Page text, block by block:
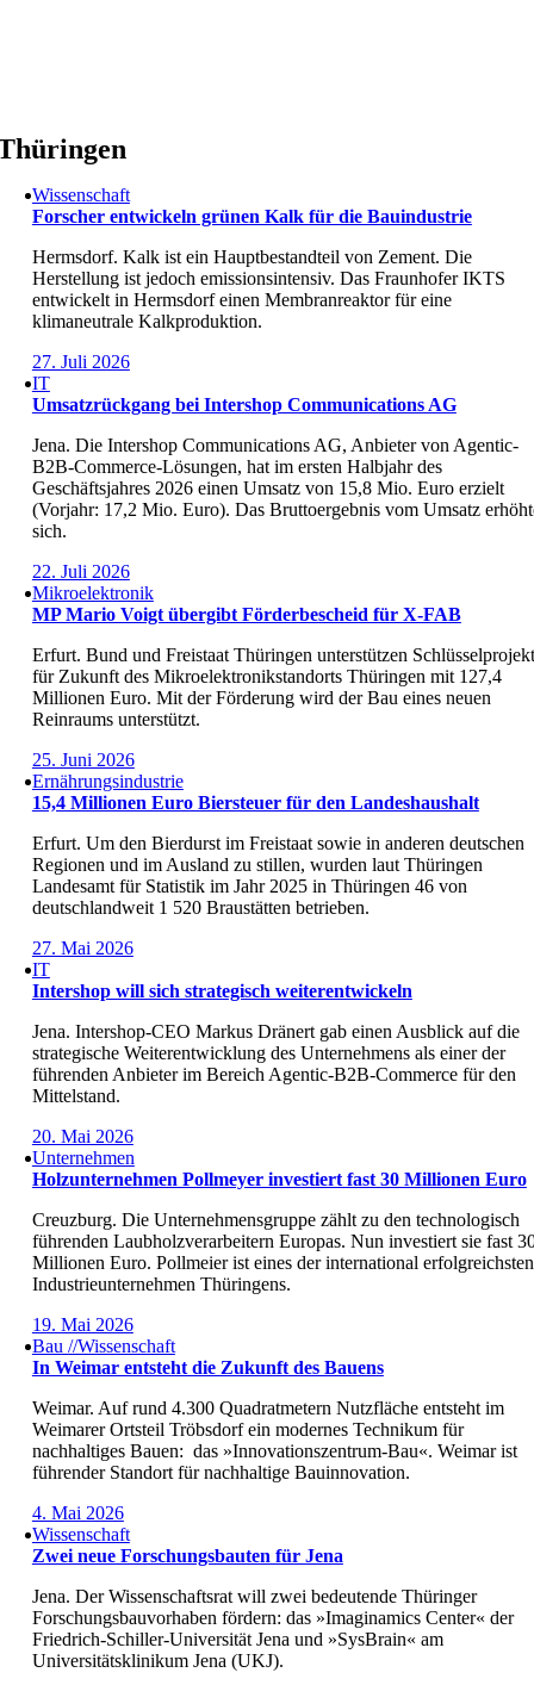
Wissenschaft
Forscher entwickeln grünen Kalk für die Bauindustrie
Hermsdorf. Kalk ist ein Hauptbestandteil von Zement. Die
Herstellung ist jedoch emissionsintensiv. Das Fraunhofer IKTS
entwickelt in Hermsdorf einen Membranreaktor für eine
klimaneutrale Kalkproduktion.
27. Juli 2026
IT
Umsatzrückgang bei Intershop Communications AG
Jena. Die Intershop Communications AG, Anbieter von Agentic-
B2B-Commerce-Lösungen, hat im ersten Halbjahr des
Geschäftsjahres 2026 einen Umsatz von 15,8 Mio. Euro erzielt
(Vorjahr: 17,2 Mio. Euro). Das Bruttoergebnis vom Umsatz
sich.
22. Juli 2026
Mikroelektronik
MP Mario Voigt übergibt Förderbescheid für X-FAB
Erfurt. Bund und Freistaat Thüringen unterstützen Schlüsselprojekt
für Zukunft des Mikroelektronikstandorts Thüringen mit 127,4
Millionen Euro. Mit der Förderung wird der Bau eines neuen
Reinraums unterstützt.
25. Juni 2026
Ernährungsindustrie
15,4 Millionen Euro Biersteuer für den Landeshaushalt
Erfurt. Um den Bierdurst im Freistaat sowie in anderen deutschen
Regionen und im Ausland zu stillen, wurden laut Thüringen
Landesamt für Statistik im Jahr 2025 in Thüringen 46 von
deutschlandweit 1 520 Braustätten betrieben.
27. Mai 2026
IT
Intershop will sich strategisch weiterentwickeln
Jena. Intershop-CEO Markus Dränert gab einen Ausblick auf die
strategische Weiterentwicklung des Unternehmens als einer der
führenden Anbieter im Bereich Agentic-B2B-Commerce für den
Mittelstand.
20. Mai 2026
Unternehmen
Holzunternehmen Pollmeyer investiert fast 30 Millionen Euro
Creuzburg. Die Unternehmensgruppe zählt zu den technologisch
führenden Laubholzverarbeitern Europas. Nun investiert sie fast
Millionen Euro. Pollmeier ist eines der international erfolgreichsten
Industrieunternehmen Thüringens.
19. Mai 2026
Bau //Wissenschaft
In Weimar entsteht die Zukunft des Bauens
Weimar. Auf rund 4.300 Quadratmetern Nutzfläche entsteht im
Weimarer Ortsteil Tröbsdorf ein modernes Technikum für
nachhaltiges Bauen: das »Innovationszentrum-Bau«. Weimar ist
führender Standort für nachhaltige Bauinnovation.
4. Mai 2026
Wissenschaft
Zwei neue Forschungsbauten für Jena
Jena. Der Wissenschaftsrat will zwei bedeutende Thüringer
Forschungsbauvorhaben fördern: das »Imaginamics Center« der
Friedrich-Schiller-Universität Jena und »SysBrain« am
Universitätsklinikum Jena (UKJ).